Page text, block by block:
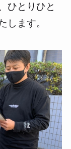
ひとりひと
します。